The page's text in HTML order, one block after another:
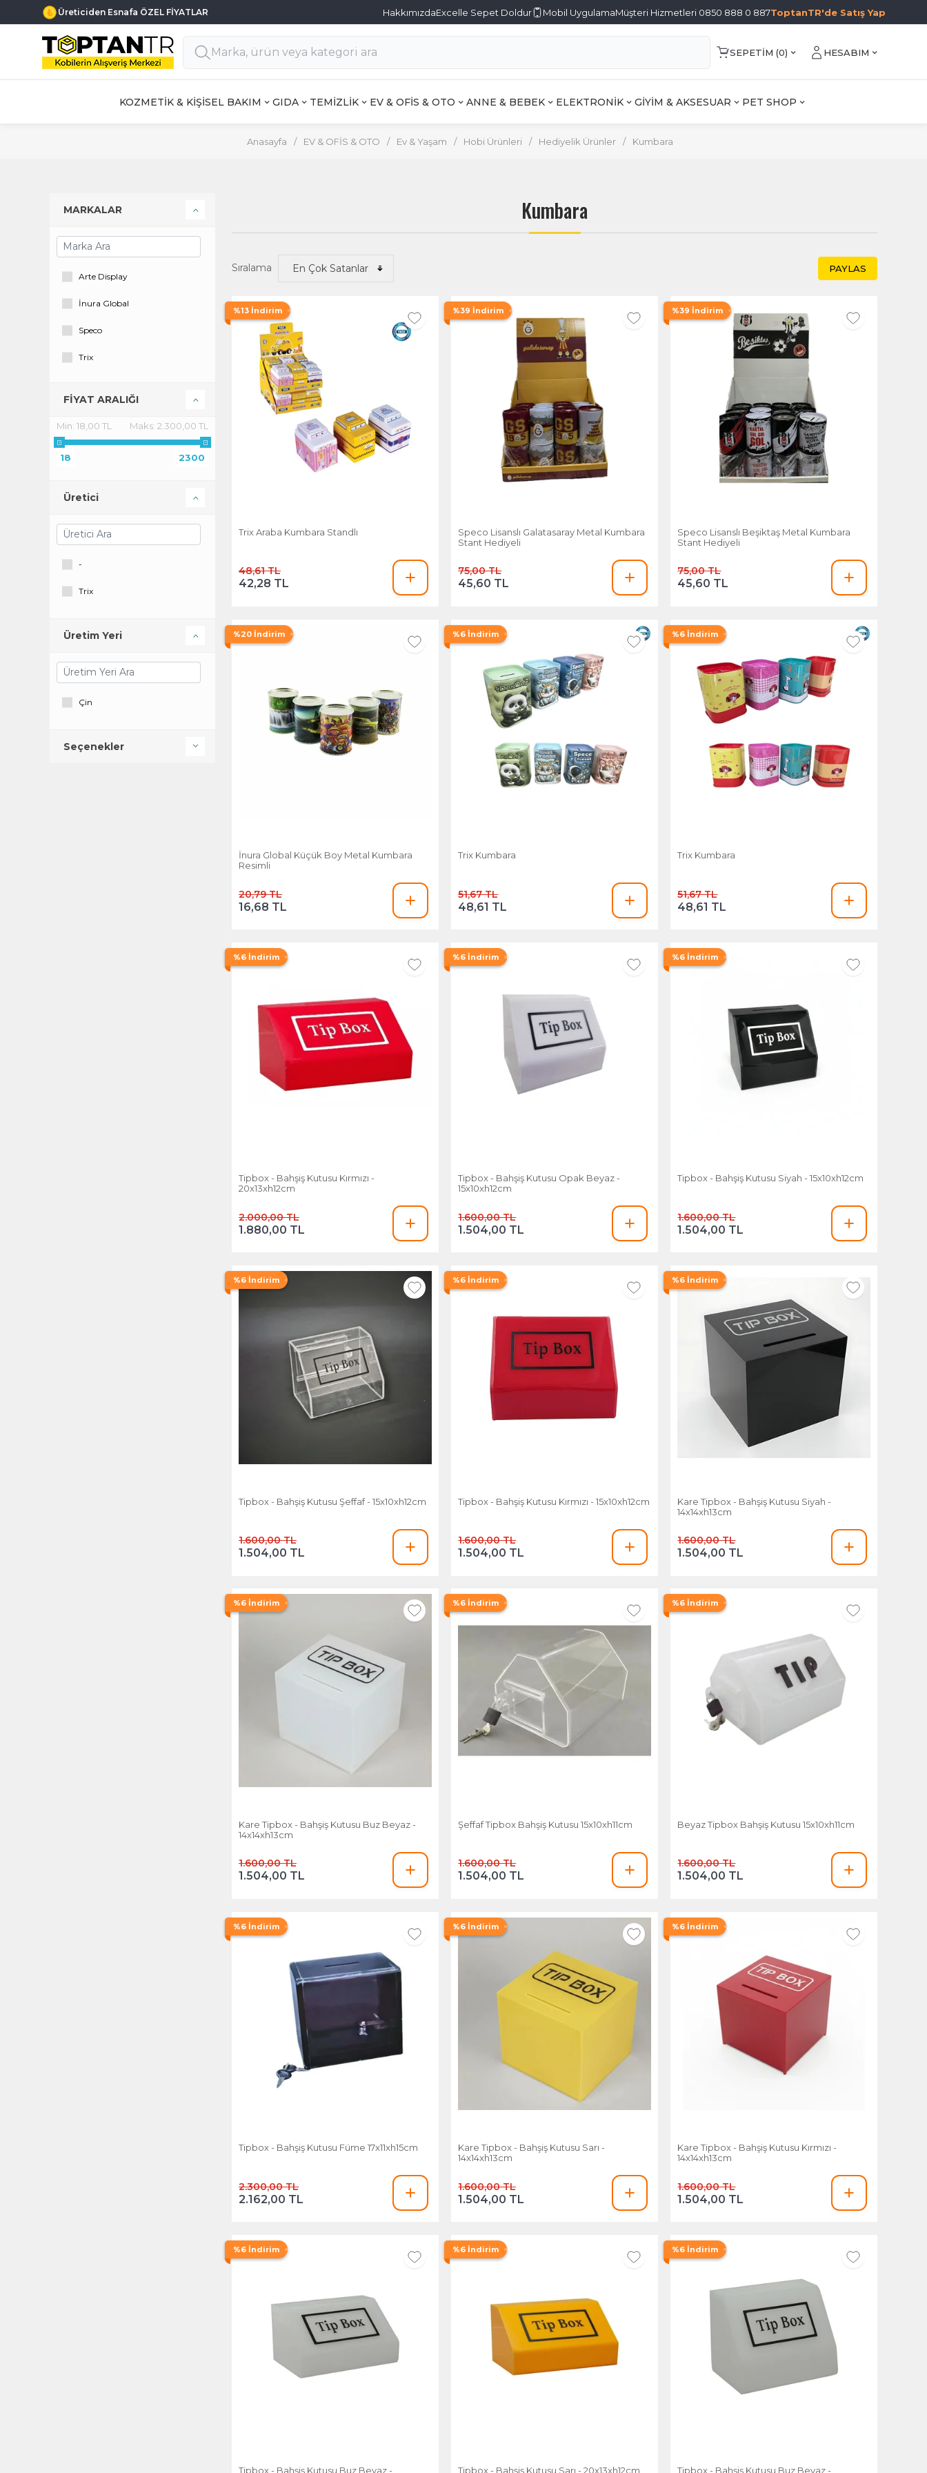
Üreticiden Esnafa ÖZEL FİYATLAR HakkımızdaExcelle Sepet Doldur Mobil UygulamaMüşteri Hizmetleri 0850 888 0 887ToptanTR'de Satış Yap
SEPETIM (0) HESABIM
KOZMETİK & KİŞİSEL BAKIM GIDA TEMİZLİK EV & OFİS & OTO ANNE & BEBEK ELEKTRONİK GİYİM & AKSESUAR PET SHOP
Anasayfa / EV & OFİS & OTO / Ev & Yaşam / Hobi Ürünleri / Hediyelik Ürünler / Kumbara
Kumbara
Sıralama PAYLAS
%13 İndirim
Trix Araba Kumbara Standlı
48,61 TL
42,28 TL
%39 İndirim
Speco Lisanslı Galatasaray Metal Kumbara
Stant Hediyeli
75,00 TL
45,60 TL
%39 İndirim
Speco Lisanslı Beşiktaş Metal Kumbara
Stant Hediyeli
75,00 TL
45,60 TL
%20 İndirim
İnura Global Küçük Boy Metal Kumbara
Resimli
20,79 TL
16,68 TL
%6 İndirim
Trix Kumbara
51,67 TL
48,61 TL
%6 İndirim
Trix Kumbara
51,67 TL
48,61 TL
%6 İndirim
Tipbox - Bahşiş Kutusu Kırmızı -
20x13xh12cm
2.000,00 TL
1.880,00 TL
%6 İndirim
Tipbox - Bahşiş Kutusu Opak Beyaz -
15x10xh12cm
1.600,00 TL
1.504,00 TL
%6 İndirim
Tipbox - Bahşiş Kutusu Siyah - 15x10xh12cm
1.600,00 TL
1.504,00 TL
%6 İndirim
Tipbox - Bahşiş Kutusu Şeffaf - 15x10xh12cm
1.600,00 TL
1.504,00 TL
%6 İndirim
Tipbox - Bahşiş Kutusu Kırmızı - 15x10xh12cm
1.600,00 TL
1.504,00 TL
%6 İndirim
Kare Tipbox - Bahşiş Kutusu Siyah -
14x14xh13cm
1.600,00 TL
1.504,00 TL
%6 İndirim
Kare Tipbox - Bahşiş Kutusu Buz Beyaz -
14x14xh13cm
1.600,00 TL
1.504,00 TL
%6 İndirim
Şeffaf Tipbox Bahşiş Kutusu 15x10xh11cm
1.600,00 TL
1.504,00 TL
%6 İndirim
Beyaz Tipbox Bahşiş Kutusu 15x10xh11cm
1.600,00 TL
1.504,00 TL
%6 İndirim
Tipbox - Bahşiş Kutusu Füme 17x11xh15cm
2.300,00 TL
2.162,00 TL
%6 İndirim
Kare Tipbox - Bahşiş Kutusu Sarı -
14x14xh13cm
1.600,00 TL
1.504,00 TL
%6 İndirim
Kare Tipbox - Bahşiş Kutusu Kırmızı -
14x14xh13cm
1.600,00 TL
1.504,00 TL
%6 İndirim
Tipbox - Bahşiş Kutusu Buz Beyaz -
%6 İndirim
Tipbox - Bahşiş Kutusu Sarı - 20x13xh12cm
%6 İndirim
Tipbox - Bahşiş Kutusu Buz Beyaz -
MARKALAR
Arte Display
İnura Global
Speco
Trix
FİYAT ARALIĞI
Min: 18,00 TL Maks: 2.300,00 TL
18 2300
Üretici
-
Trix
Üretim Yeri
Çin
Seçenekler